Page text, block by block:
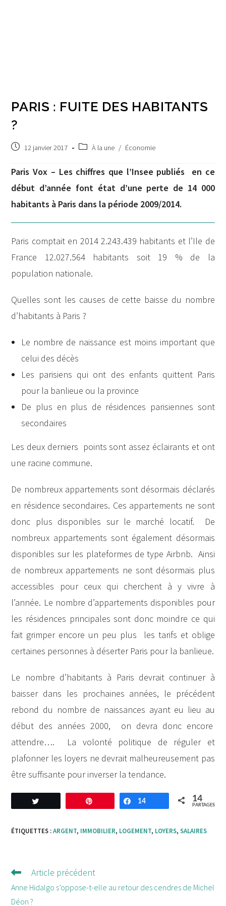
PARIS : FUITE DES HABITANTS
?
Publication
12 janvier 2017
PostÀ la une / Économie
Paris Vox – Les chiffres que l’Insee publiés en ce
début d’année font état d’une perte de 14 000
habitants à Paris dans la période 2009/2014.
Paris comptait en 2014 2.243.439 habitants et l’Ile de
France 12.027.564 habitants soit 19 % de la
population nationale.
Quelles sont les causes de cette baisse du nombre
d’habitants à Paris ?
Le nombre de naissance est moins important que
celui des décès
Les parisiens qui ont des enfants quittent Paris
pour la banlieue ou la province
De plus en plus de résidences parisiennes sont
secondaires
Les deux derniers points sont assez éclairants et ont
une racine commune.
De nombreux appartements sont désormais déclarés
en résidence secondaires. Ces appartements ne sont
donc plus disponibles sur le marché locatif. De
nombreux appartements sont également désormais
disponibles sur les plateformes de type Airbnb. Ainsi
de nombreux appartements ne sont désormais plus
accessibles pour ceux qui cherchent à y vivre à
l’année. Le nombre d’appartements disponibles pour
les résidences principales sont donc moindre ce qui
fait grimper encore un peu plus les tarifs et oblige
certaines personnes à déserter Paris pour la banlieue.
Le nombre d’habitants à Paris devrait continuer à
baisser dans les prochaines années, le précédent
rebond du nombre de naissances ayant eu lieu au
début des années 2000, on devra donc encore
attendre…. La volonté politique de réguler et
plafonner les loyers ne devrait malheureusement pas
être suffisante pour inverser la tendance.
Enregistrer Partagez
14 14
PARTAGES
ÉTIQUETTES : ARGENT, IMMOBILIER, LOGEMENT, LOYERS, SALAIRES
Lire
d'autres
articles
Article précédent
Anne Hidalgo s’oppose-t-elle au retour des cendres de Michel
Déon ?